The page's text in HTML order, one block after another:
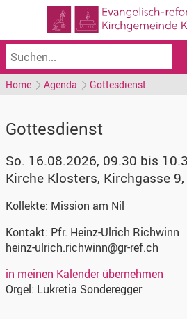
Home Agenda Gottesdienst
Gottesdienst
So. 16.08.2026, 09.30 bis
Kirche Klosters, Kirchgasse
Kollekte: Mission am Nil
Kontakt: Pfr. Heinz-Ulrich Richwinn
heinz-ulrich.richwinn@gr-ref.ch
in meinen Kalender übernehmen
Orgel: Lukretia Sonderegger